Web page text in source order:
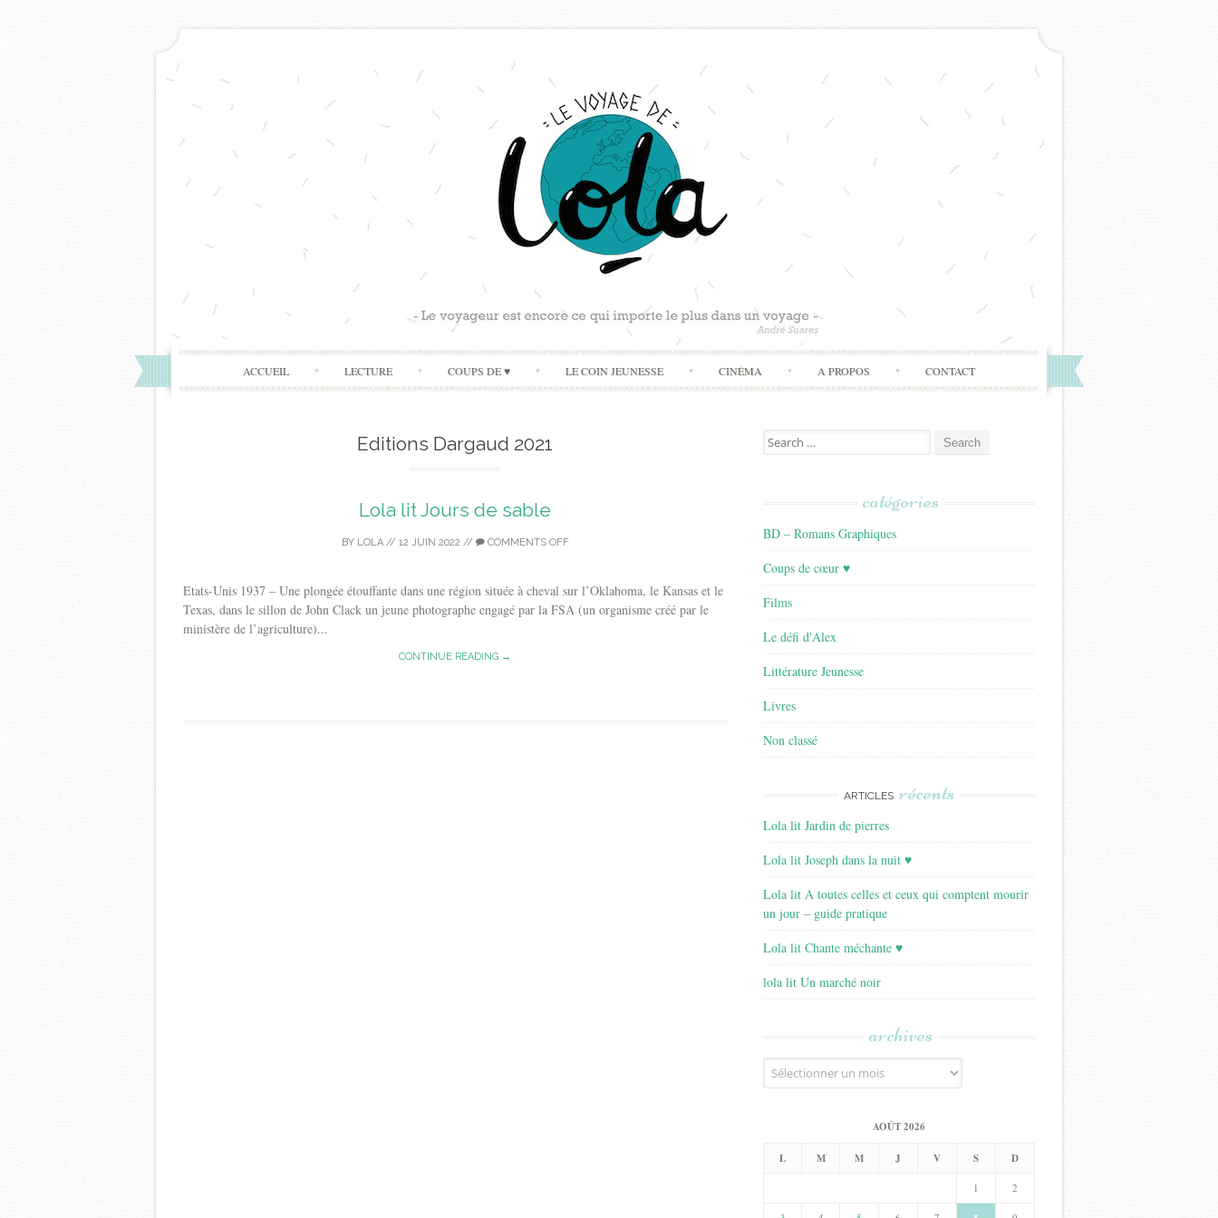
Skip
to
ACCUEIL LECTURE COUPS DE ♥ LE COIN JEUNESSE CINÉMA A PROPOS CONTACT
Editions Dargaud 2021
Lola lit Jours de sable
BY LOLA// 12 JUIN 2022 // COMMENTS OFF
Etats-Unis 1937 – Une plongée étouffante dans une région située à cheval sur l’Oklahoma, le Kansas et le
Texas, dans le sillon de John Clack un jeune photographe engagé par la FSA (un organisme créé par le
ministère de l’agriculture)...
CONTINUE READING →
Search
for:
catégories
BD – Romans Graphiques
Coups de cœur ♥
Films
Le défi d'Alex
Littérature Jeunesse
Livres
Non classé
ARTICLES récents
Lola lit Jardin de pierres
Lola lit Joseph dans la nuit ♥
Lola lit A toutes celles et ceux qui comptent mourir
un jour – guide pratique
Lola lit Chante méchante ♥
lola lit Un marché noir
archives
Archives
AOÛT 2026
L M M J V S D
1 2